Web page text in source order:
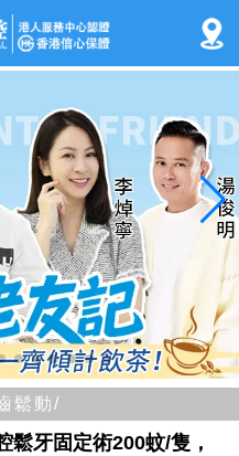
鬆動/
鬆牙固定術200蚊/隻，